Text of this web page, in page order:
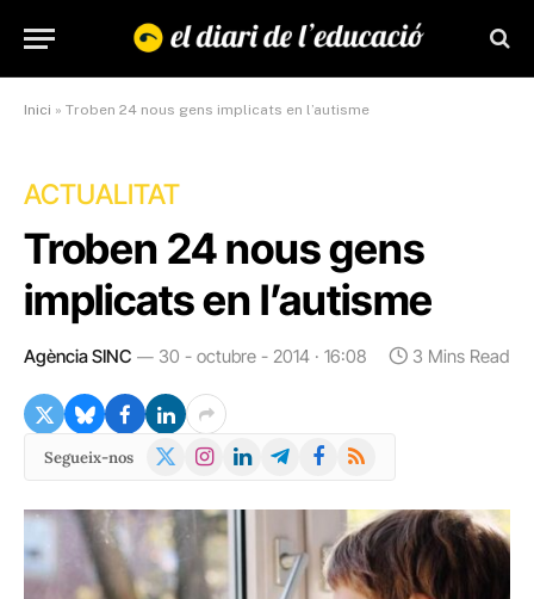
Inici » Troben 24 nous gens implicats en l’autisme
ACTUALITAT
Troben 24 nous gens
implicats en l’autisme
Agència SINC 30 - octubre - 2014 · 16:08 3 Mins Read
Segueix-nos
X
Instagram
LinkedInTelegramFacebook
RSS